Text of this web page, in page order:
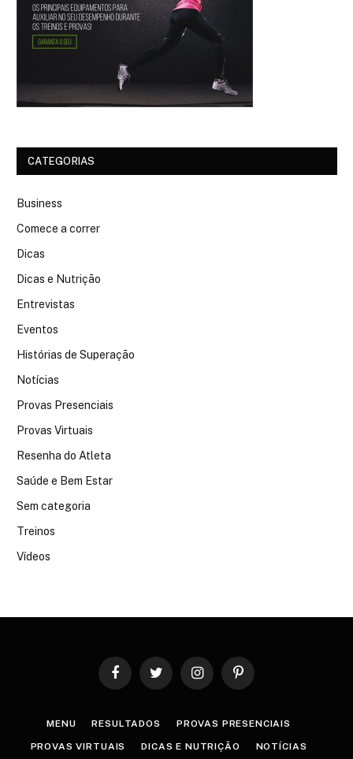
CATEGORIAS
Business
Comece a correr
Dicas
Dicas e Nutrição
Entrevistas
Eventos
Histórias de Superação
Notícias
Provas Presenciais
Provas Virtuais
Resenha do Atleta
Saúde e Bem Estar
Sem categoria
Treinos
Vídeos
FacebookTwitter InstagramPinterest
MENU RESULTADOS PROVAS PRESENCIAIS
PROVAS VIRTUAIS DICAS E NUTRIÇÃO NOTÍCIAS